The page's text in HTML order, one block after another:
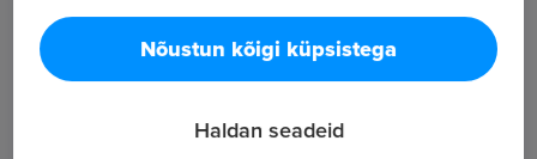
ReklaamiagentuuridNõustun kõigi küpsistega
Haldan seadeid